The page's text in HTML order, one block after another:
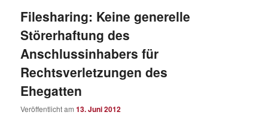
Filesharing: Keine generelle
Störerhaftung des
Anschlussinhabers für
Rechtsverletzungen des
Ehegatten
Veröffentlicht am13. Juni 2012